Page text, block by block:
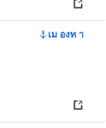
เม องท า